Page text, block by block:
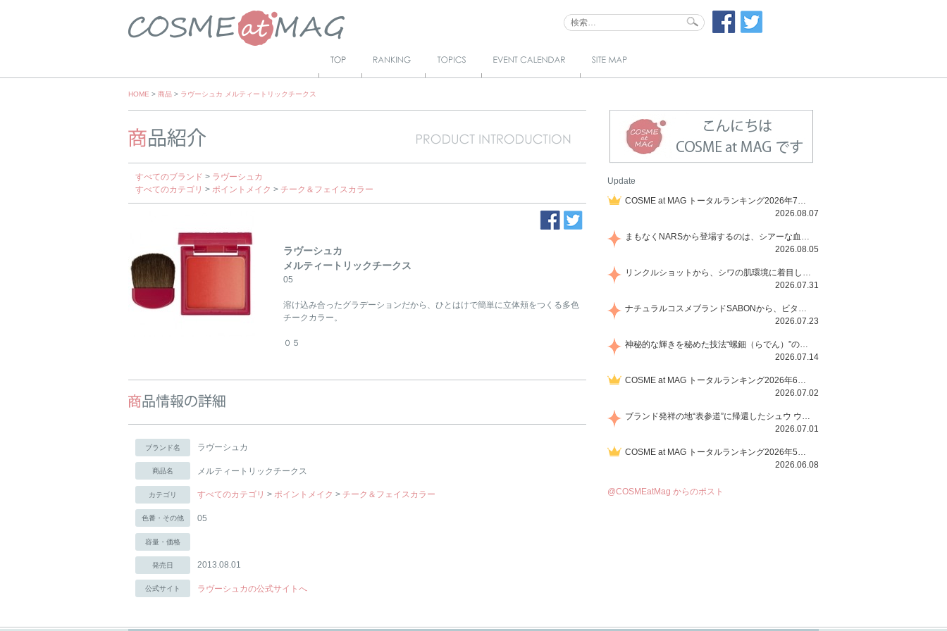
ップ
Skip
HOME > 商品 > ラヴーシュカ メルティートリックチークス
すべてのブランド > ラヴーシュカ
すべてのカテゴリ > ポイントメイク > チーク＆フェイスカラー
ラヴーシュカ
メルティートリックチークス
05
溶け込み合ったグラデーションだから、ひとはけで簡単に立体頬をつくる多色
チークカラー。
０５
ブランド名 ラヴーシュカ
商品名 メルティートリックチークス
カテゴリ すべてのカテゴリ > ポイントメイク > チーク＆フェイスカラー
色番・その他 05
容量・価格
発売日 2013.08.01
公式サイト ラヴーシュカの公式サイトへ
Update
COSME at MAG トータルランキング2026年7月号
2026.08.07
まもなくNARSから登場するのは、シアーな血色感と高揚感が魅力の新作リキッドブラッシュ「インセイシャブル リキッドブラッシュ」と、ゴールデンアワーに染まる空にインスピレーションを得た「アフターグロー リップシャイン」の新色！夏をハックして！
2026.08.05
リンクルショットから、シワの肌環境に着目した初のローションとナイトクリームが登場！デイリーケアで、シワ特有の肌環境を改善し、シワが目立たない肌へと導きます。
2026.07.31
ナチュラルコスメブランドSABONから、ビタミンC配合のビタミンスムージーマスク「ラディアンスマスク」と、ペパーミントにオーガニックハーブを凝縮したジェルの涼感トリートメント美容液「スカルプセラム リフレッシング」が登場！日々のデイリーケアで、過酷な猛暑で疲れた肌や頭皮をサポート、心地よくリフレッシュし、優しく肌を整えます。
2026.07.23
神秘的な輝きを秘めた技法“螺鈿（らでん）”の多彩で多様な煌めきに着想を得たSUQQUの2026 秋 カラーコレクションから登場するのは、艶然と輝くアイシャドウや偏光パールを配したフェイスカラー、繊細なパールの煌めくネイル、そしてそれらを際立てる“朧げな艶”を秘めた新リクイドリップ「ブラー リクイド リップ」。強さを秘めたまろやかな洗練の表情に。
2026.07.14
COSME at MAG トータルランキング2026年6月号
2026.07.02
ブランド発祥の地“表参道”に帰還したシュウ ウエムラから、“骨格美“を叶えるクレヨンタイプのフェイスカラー「スカルプト クレヨン」と、ブランド初のリノベーションで進化した名品アイブロウ「ハード フォーミュラ ハード 10」が登場！
2026.07.01
COSME at MAG トータルランキング2026年5月号
2026.06.08
@COSMEatMag からのポスト